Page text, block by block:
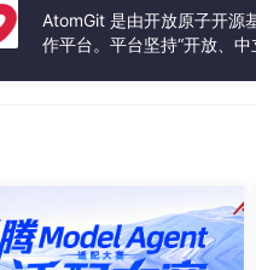
AtomGit 是由开放原子开源
作平台。平台坚持“开放、